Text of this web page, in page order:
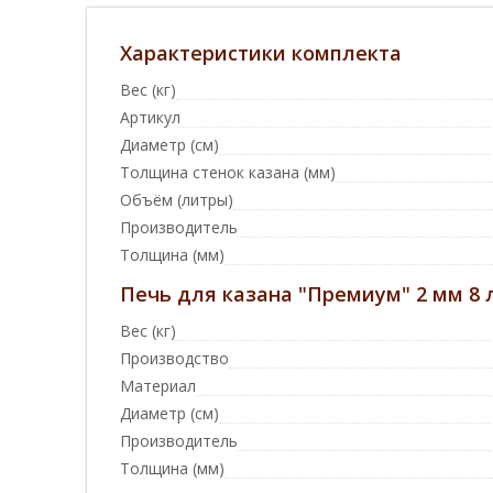
Характеристики комплекта
Вес (кг)
Артикул
Диаметр (см)
Толщина стенок казана (мм)
Объём (литры)
Производитель
Толщина (мм)
Печь для казана "Премиум" 2 мм 8
Вес (кг)
Производство
Материал
Диаметр (см)
Производитель
Толщина (мм)